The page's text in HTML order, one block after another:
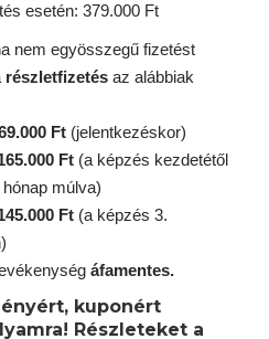
esetén: 379.000 Ft
nem egyösszegű fizetést
részletfizetés az alábbiak
Ft (jelentkezéskor)
Ft (a képzés kezdetétől
múlva)
Ft (a képzés 3.
áfamentes.
kuponért
Részleteket a